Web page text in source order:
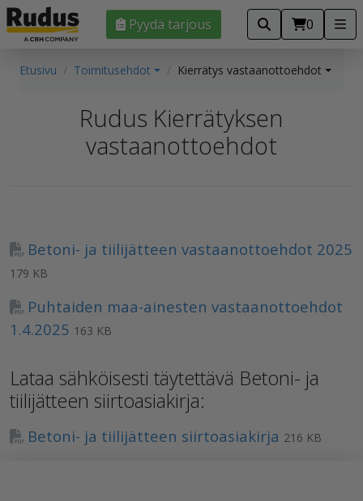
Pyydä tarjous 0
Etusivu Toimitusehdot Kierrätys vastaanottoehdot
Rudus Kierrätyksen
vastaanottoehdot
Betoni- ja tiilijätteen vastaanottoehdot 2025
179 KB
Puhtaiden maa-ainesten vastaanottoehdot
1.4.2025 163 KB
Lataa sähköisesti täytettävä Betoni- ja
tiilijätteen siirtoasiakirja:
Betoni- ja tiilijätteen siirtoasiakirja 216 KB